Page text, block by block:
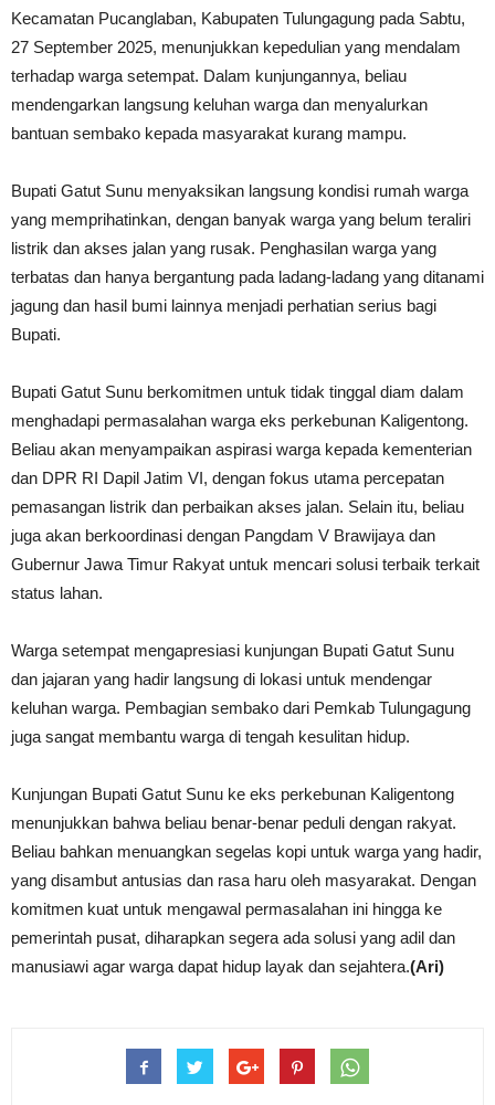
Kecamatan Pucanglaban, Kabupaten Tulungagung pada Sabtu,
27 September 2025, menunjukkan kepedulian yang mendalam
terhadap warga setempat. Dalam kunjungannya, beliau
mendengarkan langsung keluhan warga dan menyalurkan
bantuan sembako kepada masyarakat kurang mampu.
Bupati Gatut Sunu menyaksikan langsung kondisi rumah warga
yang memprihatinkan, dengan banyak warga yang belum teraliri
listrik dan akses jalan yang rusak. Penghasilan warga yang
terbatas dan hanya bergantung pada ladang-ladang yang ditanami
jagung dan hasil bumi lainnya menjadi perhatian serius bagi
Bupati.
Bupati Gatut Sunu berkomitmen untuk tidak tinggal diam dalam
menghadapi permasalahan warga eks perkebunan Kaligentong.
Beliau akan menyampaikan aspirasi warga kepada kementerian
dan DPR RI Dapil Jatim VI, dengan fokus utama percepatan
pemasangan listrik dan perbaikan akses jalan. Selain itu, beliau
juga akan berkoordinasi dengan Pangdam V Brawijaya dan
Gubernur Jawa Timur Rakyat untuk mencari solusi terbaik terkait
status lahan.
Warga setempat mengapresiasi kunjungan Bupati Gatut Sunu
dan jajaran yang hadir langsung di lokasi untuk mendengar
keluhan warga. Pembagian sembako dari Pemkab Tulungagung
juga sangat membantu warga di tengah kesulitan hidup.
Kunjungan Bupati Gatut Sunu ke eks perkebunan Kaligentong
menunjukkan bahwa beliau benar-benar peduli dengan rakyat.
Beliau bahkan menuangkan segelas kopi untuk warga yang hadir,
yang disambut antusias dan rasa haru oleh masyarakat. Dengan
komitmen kuat untuk mengawal permasalahan ini hingga ke
pemerintah pusat, diharapkan segera ada solusi yang adil dan
manusiawi agar warga dapat hidup layak dan sejahtera.(Ari)